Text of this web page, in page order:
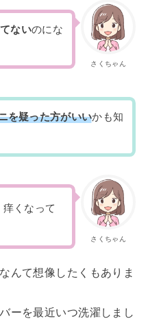
さくちゃん
ないのにな
を疑った方がいいかも知
さくちゃん
くなって
んて想像したくもありま
ーを最近いつ洗濯しまし